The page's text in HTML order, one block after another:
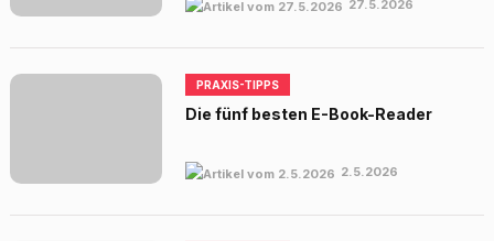
27.5.2026
PRAXIS-TIPPS
Die fünf besten E-Book-Reader
2.5.2026